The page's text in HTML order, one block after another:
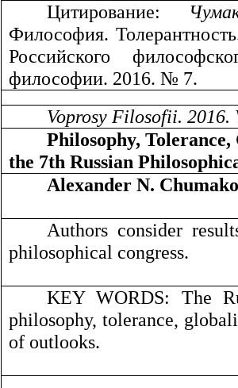
Цитирование:
Философия.
Российского
философии. 2016. № 7.
Voprosy Filosofii. 2016.
Philosophy,
the 7th Russian
Alexander N.
Authors consider
philosophical congress.
KEY WORDS: The
philosophy, tolerance,
of outlooks.